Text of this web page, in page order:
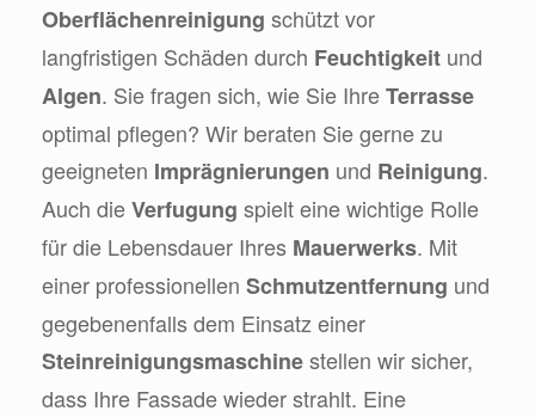
Oberflächenreinigung schützt vor
langfristigen Schäden durch Feuchtigkeit und
Algen. Sie fragen sich, wie Sie IhreTerrasse
optimal pflegen? Wir beraten Sie gerne zu
geeigneten Imprägnierungen und Reinigung.
Auch dieVerfugung spielt eine wichtige Rolle
für die Lebensdauer Ihres Mauerwerks. Mit
einer professionellen Schmutzentfernung und
gegebenenfalls dem Einsatz einer
Steinreinigungsmaschinestellen wir sicher,
dass Ihre Fassade wieder strahlt. Eine